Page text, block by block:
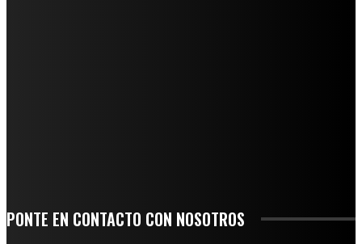
PONTE EN CONTACTO CON NOSOTROS